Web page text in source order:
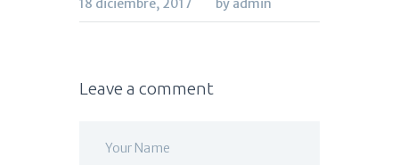
18 diciembre, 2017 by admin
Leave a comment